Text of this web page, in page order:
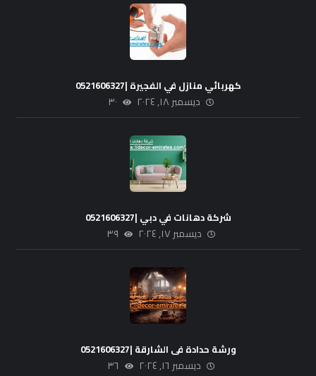
كهربائي منازل في الفجيرة |0521606327
ديسمبر ١٨, ٢٠٢٤ ٣٠
شركة دهانات في دبي |0521606327
ديسمبر ١٧, ٢٠٢٤ ٣٩
ورشة حدادة فى الشارقة |0521606327
ديسمبر ١٦, ٢٠٢٤ ٣٦